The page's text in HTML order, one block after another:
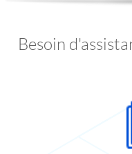
Besoin